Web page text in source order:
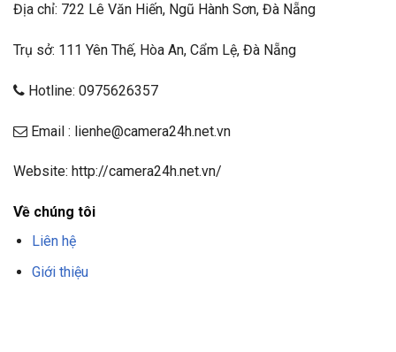
Địa chỉ: 722 Lê Văn Hiến, Ngũ Hành Sơn, Đà Nẵng
Trụ sở: 111 Yên Thế, Hòa An, Cẩm Lệ, Đà Nẵng
Hotline: 0975626357
Email : lienhe@camera24h.net.vn
Website: http://camera24h.net.vn/
Về chúng tôi
Liên hệ
Giới thiệu